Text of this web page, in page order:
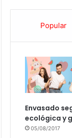
Popular
Envasado
ecológica y
05/08/2017